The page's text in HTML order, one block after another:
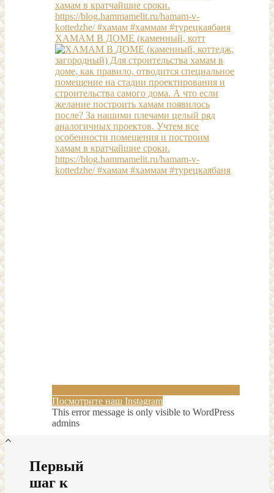
ХАМАМ В ДОМЕ (каменный, котт
Посмотрите наш Instagram
This error message is only visible to WordPress
admins
Первый
шаг к